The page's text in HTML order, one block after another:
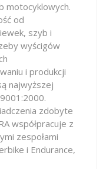
motocyklowych.
od
szyb i
wyścigów
i produkcji
najwyższej
zdobyte
współpracuje z
zespołami
i Endurance,